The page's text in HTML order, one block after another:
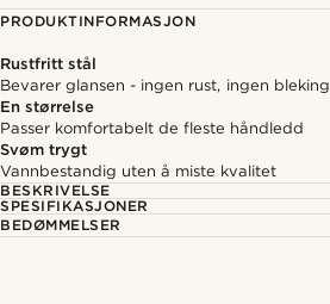
PRODUKTINFORMASJON
Rustfritt stål
Bevarer glansen - ingen rust, ingen bleking
En størrelse
Passer komfortabelt de fleste håndledd
Svøm trygt
Vannbestandig uten å miste kvalitet
BESKRIVELSE
SPESIFIKASJONER
BEDØMMELSER